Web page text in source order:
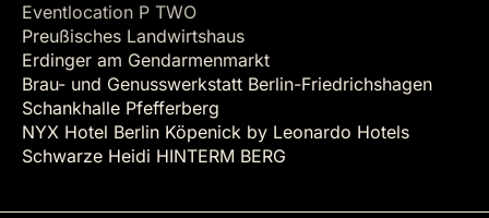
Eventlocation P TWO
Preußisches Landwirtshaus
Erdinger am Gendarmenmarkt
Brau- und Genusswerkstatt Berlin-Friedrichshagen
Schankhalle Pfefferberg
NYX Hotel Berlin Köpenick by Leonardo Hotels
Schwarze Heidi HINTERM BERG